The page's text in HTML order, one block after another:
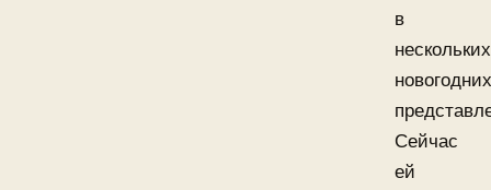
в
нескольких
новогодних
Сейчас
ей